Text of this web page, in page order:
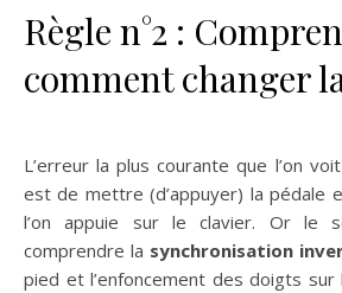
Règle n°2 :
comment changer
L’erreur la plus courante que l’on
est de mettre (d’appuyer) la pédale
l’on appuie sur le clavier. Or le
comprendre la synchronisation
pied et l’enfoncement des doigts sur